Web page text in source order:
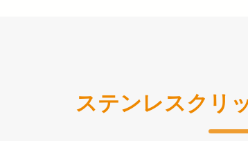
ステンレスクリ